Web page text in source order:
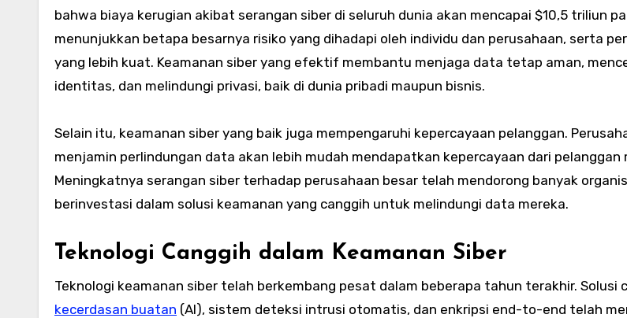
bahwa biaya kerugian akibat serangan siber di seluruh dunia akan mencapai $10,5 triliun
menunjukkan betapa besarnya risiko yang dihadapi oleh individu dan perusahaan, serta
yang lebih kuat. Keamanan siber yang efektif membantu menjaga data tetap aman,
identitas, dan melindungi privasi, baik di dunia pribadi maupun bisnis.
Selain itu, keamanan siber yang baik juga mempengaruhi kepercayaan pelanggan.
menjamin perlindungan data akan lebih mudah mendapatkan kepercayaan dari pelanggan
Meningkatnya serangan siber terhadap perusahaan besar telah mendorong banyak
berinvestasi dalam solusi keamanan yang canggih untuk melindungi data mereka.
Teknologi Canggih dalam Keamanan Siber
Teknologi keamanan siber telah berkembang pesat dalam beberapa tahun terakhir. Solusi
kecerdasan buatan (AI), sistem deteksi intrusi otomatis, dan enkripsi end-to-end telah